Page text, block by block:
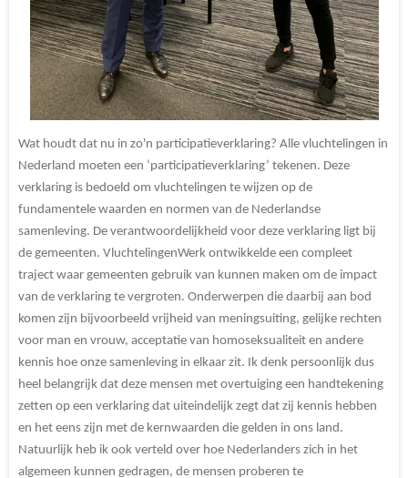
Wat houdt dat nu in zo'n participatieverklaring? Alle vluchtelingen in
Nederland moeten een ‘participatieverklaring’ tekenen. Deze
verklaring is bedoeld om vluchtelingen te wijzen op de
fundamentele waarden en normen van de Nederlandse
samenleving. De verantwoordelijkheid voor deze verklaring ligt bij
de gemeenten. VluchtelingenWerk ontwikkelde een compleet
traject waar gemeenten gebruik van kunnen maken om de impact
van de verklaring te vergroten. Onderwerpen die daarbij aan bod
komen zijn bijvoorbeeld vrijheid van meningsuiting, gelijke rechten
voor man en vrouw, acceptatie van homoseksualiteit en andere
kennis hoe onze samenleving in elkaar zit. Ik denk persoonlijk dus
heel belangrijk dat deze mensen met overtuiging een handtekening
zetten op een verklaring dat uiteindelijk zegt dat zij kennis hebben
en het eens zijn met de kernwaarden die gelden in ons land.
Natuurlijk heb ik ook verteld over hoe Nederlanders zich in het
algemeen kunnen gedragen, de mensen proberen te